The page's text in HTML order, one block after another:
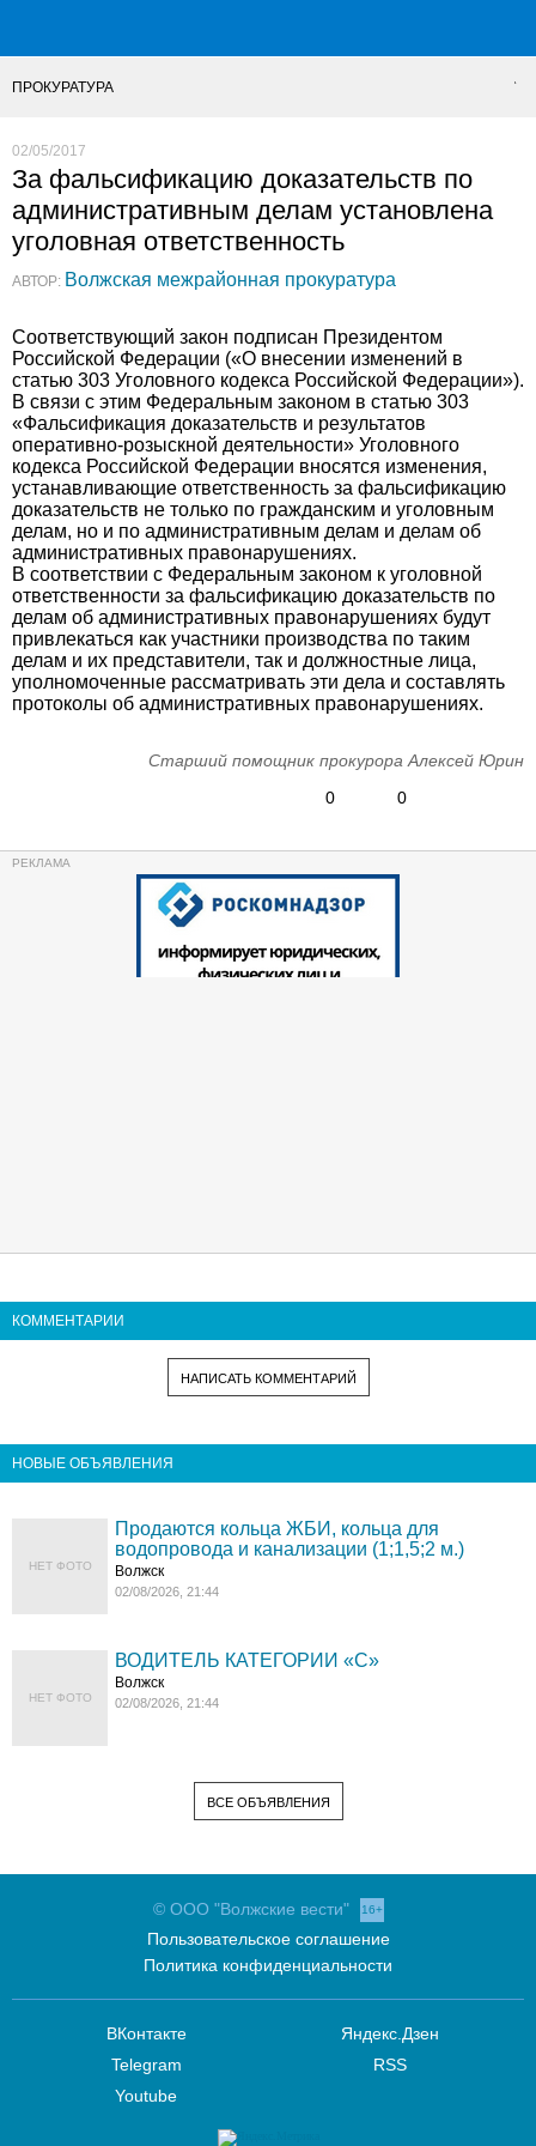
ПРОКУРАТУРА
02/05/2017
За фальсификацию доказательств по
административным делам установлена
уголовная ответственность
АВТОР: Волжская межрайонная прокуратура
Соответствующий закон подписан Президентом
Российской Федерации («О внесении изменений в
статью 303 Уголовного кодекса Российской Федерации»).
В связи с этим Федеральным законом в статью 303
«Фальсификация доказательств и результатов
оперативно-розыскной деятельности» Уголовного
кодекса Российской Федерации вносятся изменения,
устанавливающие ответственность за фальсификацию
доказательств не только по гражданским и уголовным
делам, но и по административным делам и делам об
административных правонарушениях.
В соответствии с Федеральным законом к уголовной
ответственности за фальсификацию доказательств по
делам об административных правонарушениях будут
привлекаться как участники производства по таким
делам и их представители, так и должностные лица,
уполномоченные рассматривать эти дела и составлять
протоколы об административных правонарушениях.
Старший помощник прокурора Алексей Юрин
0
0
КОММЕНТАРИИ
НАПИСАТЬ КОММЕНТАРИЙ
НОВЫЕ ОБЪЯВЛЕНИЯ
НЕТ ФОТО
Продаются кольца ЖБИ, кольца для
водопровода и канализации (1;1,5;2 м.)
Волжск
02/08/2026, 21:44
НЕТ ФОТО
ВОДИТЕЛЬ КАТЕГОРИИ «C»
Волжск
02/08/2026, 21:44
ВСЕ ОБЪЯВЛЕНИЯ
© ООО "Волжские вести" 16+
Пользовательское соглашение
Политика конфиденциальности
ВКонтакте
Telegram
Youtube
Яндекс.Дзен
RSS